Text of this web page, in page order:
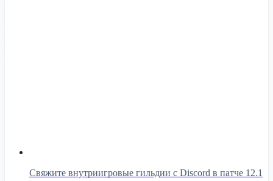
Свяжите внутриигровые гильдии с Discord в патче 12.1